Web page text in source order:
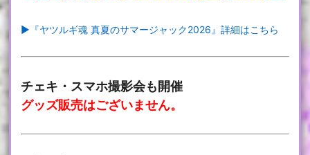
▶『ヤツルギ魂 真夏のサマージャック2026』詳細はこちら
チェキ・スマホ撮影会も開催
グッズ販売はございません。